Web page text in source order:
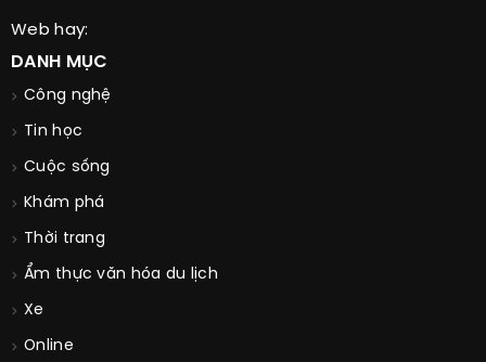
Web hay:
DANH MỤC
Công nghệ
Tin học
Cuộc sống
Khám phá
Thời trang
Ẩm thực văn hóa du lịch
Xe
Online